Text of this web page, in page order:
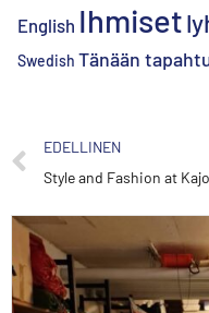
English Ihmiset
Swedish Tänään
EDELLINEN
Style and Fashion at Kajo